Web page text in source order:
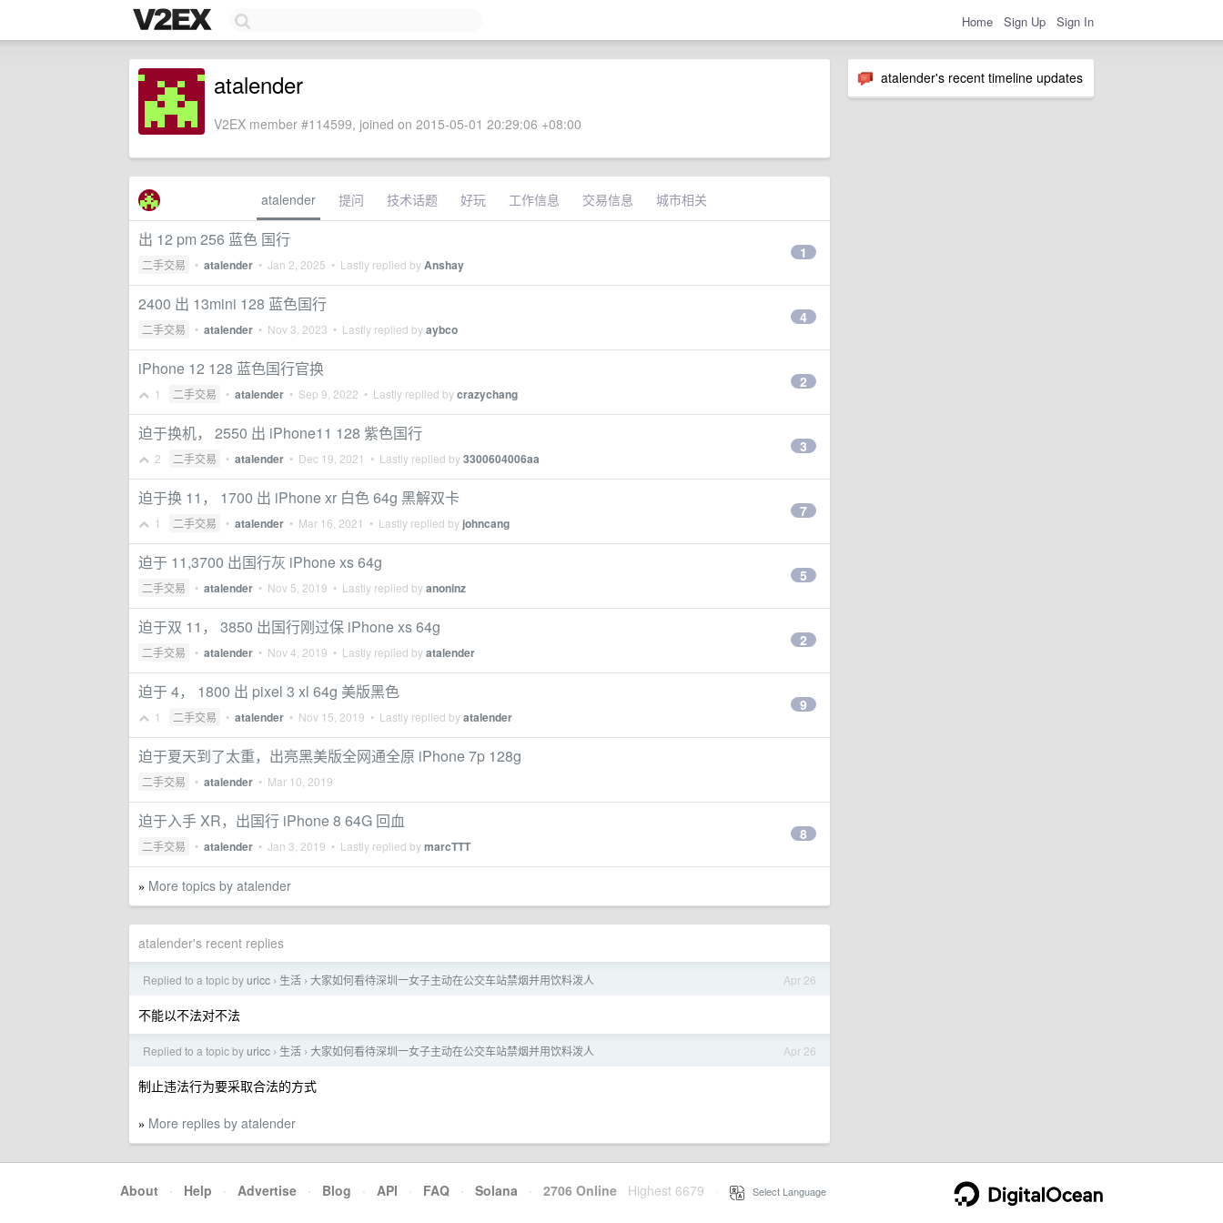
Home Sign Up Sign In
atalender's recent timeline updates
atalender
V2EX member #114599, joined on 2015-05-01 20:29:06 +08:00
atalender 提问 技术话题 好玩 工作信息 交易信息 城市相关
出 12 pm 256 蓝色 国行
二手交易 • atalender • Jan 2, 2025 • Lastly replied byAnshay
1
2400 出 13mini 128 蓝色国行
二手交易 • atalender • Nov 3, 2023 • Lastly replied byaybco
4
iPhone 12 128 蓝色国行官换
1 二手交易 • atalender • Sep 9, 2022 • Lastly replied bycrazychang
2
迫于换机， 2550 出 iPhone11 128 紫色国行
2 二手交易 • atalender • Dec 19, 2021 • Lastly replied by3300604006aa
3
迫于换 11， 1700 出 iPhone xr 白色 64g 黑解双卡
1 二手交易 • atalender • Mar 16, 2021 • Lastly replied by johncang
7
迫于 11,3700 出国行灰 iPhone xs 64g
二手交易 • atalender • Nov 5, 2019 • Lastly replied byanoninz
5
迫于双 11， 3850 出国行刚过保 iPhone xs 64g
二手交易 • atalender • Nov 4, 2019 • Lastly replied byatalender
2
迫于 4， 1800 出 pixel 3 xl 64g 美版黑色
1 二手交易 • atalender • Nov 15, 2019 • Lastly replied byatalender
9
迫于夏天到了太重，出亮黑美版全网通全原 iPhone 7p 128g
二手交易 • atalender • Mar 10, 2019
迫于入手 XR，出国行 iPhone 8 64G 回血
二手交易 • atalender • Jan 3, 2019 • Lastly replied bymarcTTT
8
» More topics by atalender
atalender's recent replies
Apr 26
Replied to a topic byuricc › 生活 › 大家如何看待深圳一女子主动在公交车站禁烟并用饮料泼人
不能以不法对不法
Apr 26
Replied to a topic byuricc › 生活 › 大家如何看待深圳一女子主动在公交车站禁烟并用饮料泼人
制止违法行为要采取合法的方式
» More replies by atalender
About · Help · Advertise · Blog · API · FAQ · Solana · 2706 Online Highest 6679 Select Language